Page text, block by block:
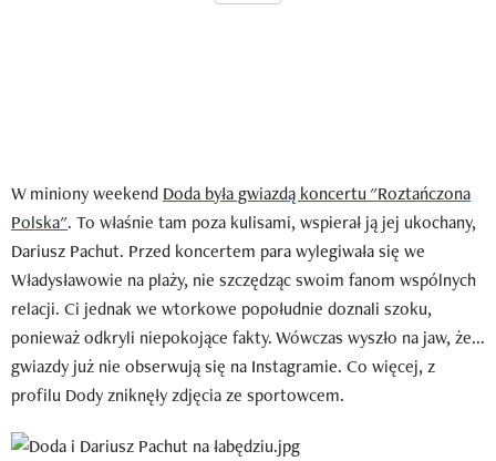
W miniony weekend Doda była gwiazdą koncertu "Roztańczona
Polska". To właśnie tam poza kulisami, wspierał ją jej ukochany,
Dariusz Pachut. Przed koncertem para wylegiwała się we
Władysławowie na plaży, nie szczędząc swoim fanom wspólnych
relacji. Ci jednak we wtorkowe popołudnie doznali szoku,
ponieważ odkryli niepokojące fakty. Wówczas wyszło na jaw, że...
gwiazdy już nie obserwują się na Instagramie. Co więcej, z
profilu Dody zniknęły zdjęcia ze sportowcem.